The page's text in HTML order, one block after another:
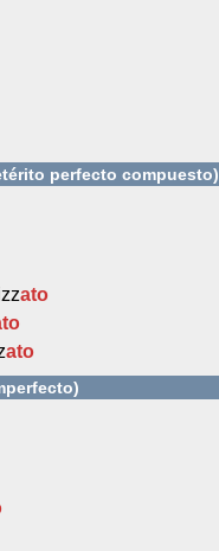
perfecto compuesto)
ato
ato